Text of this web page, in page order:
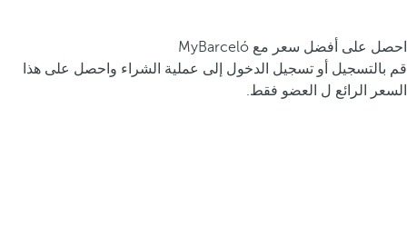
احصل على أفضل سعر مع MyBarceló
قم بالتسجيل أو تسجيل الدخول إلى عملية الشراء واحصل على هذا
السعر الرائع ل العضو فقط.